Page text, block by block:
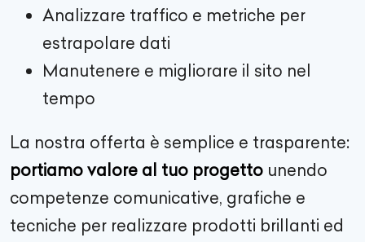
Analizzare traffico e metriche per
estrapolare dati
Manutenere e migliorare il sito nel
tempo
La nostra offerta è semplice e trasparente:
portiamo valore al tuo progetto unendo
competenze comunicative, grafiche e
tecniche per realizzare prodotti brillanti ed